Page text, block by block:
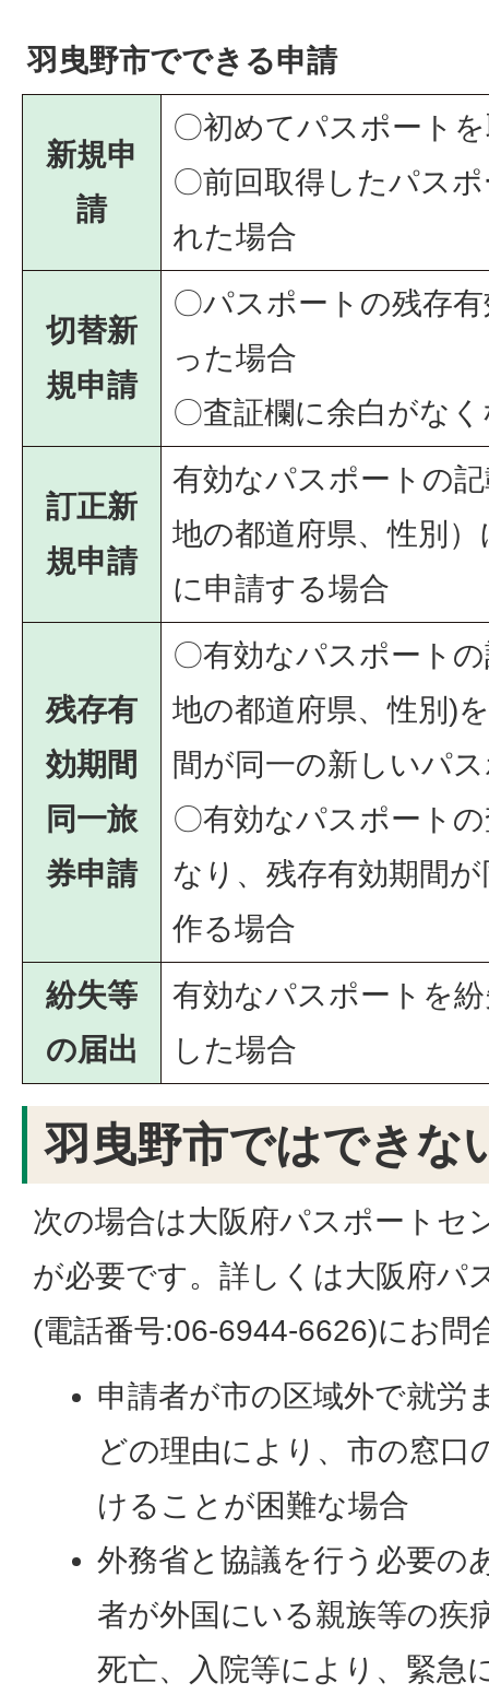
羽曳野市でできる申請
新規申
請
〇初めてパスポート
〇前回取得したパス
れた場合
切替新
規申請
〇パスポートの残存
った場合
〇査証欄に余白がな
訂正新
規申請
有効なパスポートの
地の都道府県、性別
に申請する場合
残存有
効期間
同一旅
券申請
〇有効なパスポート
地の都道府県、性別)
間が同一の新しいパ
〇有効なパスポート
なり、残存有効期間
作る場合
紛失等
の届出
有効なパスポートを
した場合
羽曳野市ではできな
次の場合は大阪府パスポートセ
が必要です。詳しくは大阪府パ
(電話番号:06-6944-6626)にお問
申請者が市の区域外で就労
どの理由により、市の窓口
けることが困難な場合
外務省と協議を行う必要の
者が外国にいる親族等の疾
死亡、入院等により、緊急